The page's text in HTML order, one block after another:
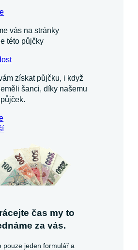
vás na stránky
této půjčky
získat půjčku, i když
šanci, díky našemu
čas my to
za vás.
pouze jeden formulář a